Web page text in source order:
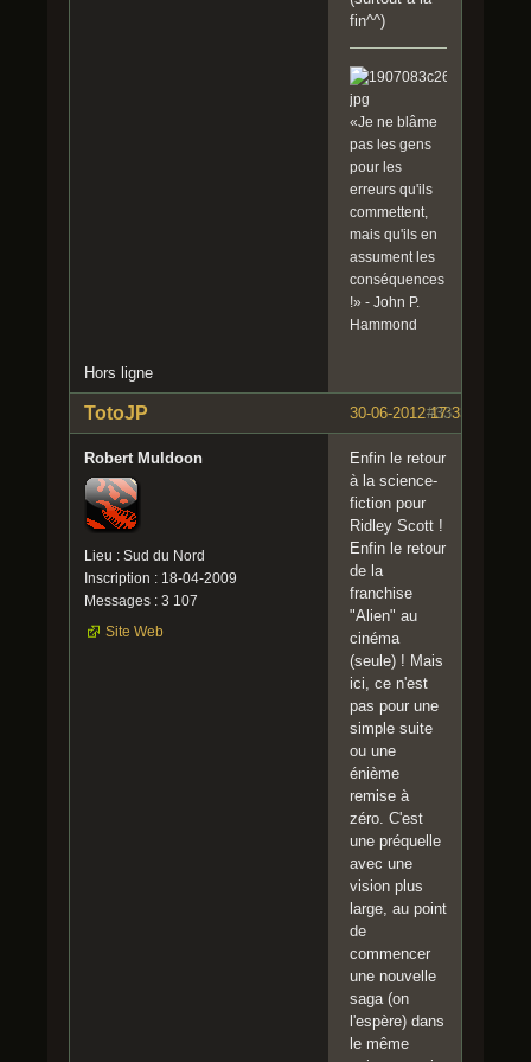
fin^^)
«Je ne blâme
pas les gens
pour les
erreurs qu'ils
commettent,
mais qu'ils en
assument les
conséquences
!» - John P.
Hammond
Hors ligne
#33
30-06-2012 17:33:28
TotoJP
Robert Muldoon
Lieu : Sud du Nord
Inscription : 18-04-2009
Messages : 3 107
Site Web
Enfin le retour
à la science-
fiction pour
Ridley Scott !
Enfin le retour
de la
franchise
"Alien" au
cinéma
(seule) ! Mais
ici, ce n'est
pas pour une
simple suite
ou une
énième
remise à
zéro. C'est
une préquelle
avec une
vision plus
large, au point
de
commencer
une nouvelle
saga (on
l'espère) dans
le même